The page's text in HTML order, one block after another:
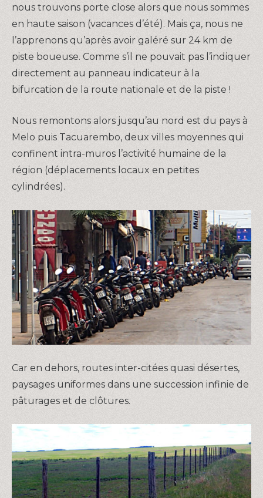
nous trouvons porte close alors que nous sommes
en haute saison (vacances d’été). Mais ça, nous ne
l’apprenons qu’après avoir galéré sur 24 km de
piste boueuse. Comme s’il ne pouvait pas l’indiquer
directement au panneau indicateur à la
bifurcation de la route nationale et de la piste !
Nous remontons alors jusqu’au nord est du pays à
Melo puis Tacuarembo, deux villes moyennes qui
confinent intra-muros l’activité humaine de la
région (déplacements locaux en petites
cylindrées).
Car en dehors, routes inter-citées quasi désertes,
paysages uniformes dans une succession infinie de
pâturages et de clôtures.